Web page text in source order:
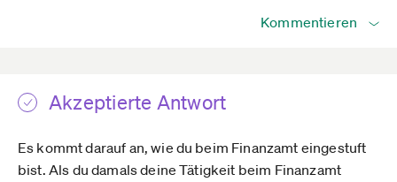
Kommentieren
Akzeptierte Antwort
Es kommt darauf an, wie du beim Finanzamt eingestuft
bist. Als du damals deine Tätigkeit beim Finanzamt